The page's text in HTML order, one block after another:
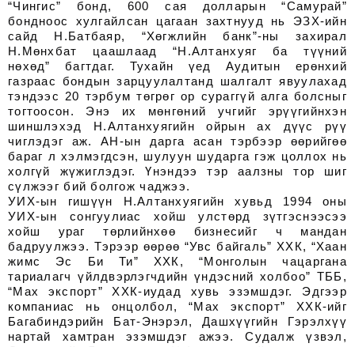
“Чингис” бонд, 600 сая долларын “Самурай”
бондноос хулгайлсан цагаан захтнууд нь ЭЗХ-ийн
сайд Н.Батбаяр, “Хөгжлийн банк”-ны захирал
Н.Мөнхбат цаашлаад “Н.Алтанхуяг ба түүний
нөхөд” багтдаг. Тухайн үед Аудитын ерөнхий
газраас бондын зарцуулалтанд шалгалт явуулахад
тэндээс 20 тэрбум төгрөг ор сураггүй алга болсныг
тогтоосон. Энэ их мөнгөний учгийг эрүүгийнхэн
шиншлэхэд Н.Алтанхуягийн ойрын ах дүүс рүү
чиглэдэг аж. АН-ын дарга асан тэрбээр өөрийгөө
бараг л хэлмэгдсэн, шулуун шударга гэж цоллох нь
холгүй жүжиглэдэг. Үнэндээ тэр аалзны тор шиг
сүлжээг бий болгож чаджээ.
УИХ-ын гишүүн Н.Алтанхуягийн хувьд 1994 оны
УИХ-ын сонгуулиас хойш улстөрд зүтгэснээсээ
хойш ураг төрлийнхөө бизнесийг ч мандан
бадруулжээ. Тэрээр өөрөө “Увс байгаль” ХХК, “Хаан
жимс Эс Би Ти” ХХК, “Монголын чацаргана
тариалагч үйлдвэрлэгчдийн үндэсний холбоо” ТББ,
“Мах экспорт” ХХК-иудад хувь эзэмшдэг. Эдгээр
компаниас нь онцолбол, “Мах экспорт” ХХК-ийг
Багабиндэрийн Бат-Энэрэл, Дашхүүгийн Гэрэлхүү
нартай хамтран эзэмшдэг ажээ. Судалж үзвэл,